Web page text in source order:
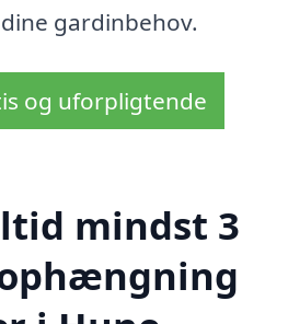
gardinbehov.
og uforpligtende
mindst 3